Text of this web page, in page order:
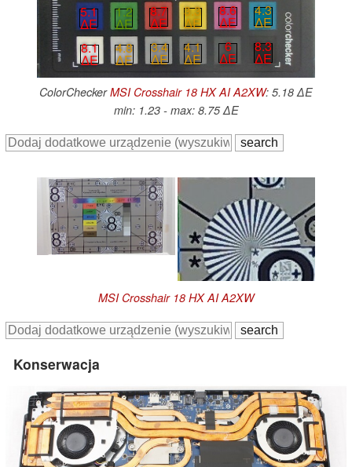
5.1
∆E
1.2
∆E
8.7
∆E
3.3
∆E
8.6
∆E
4.3
∆E
8.1
∆E
4.8
∆E
3.4
∆E
4.1
∆E
6
∆E
8.3
∆E
ColorCheckerMSI Crosshair 18 HX AI A2XW: 5.18 ∆E
min: 1.23 - max: 8.75 ∆E
MSI Crosshair 18 HX AI A2XW
Konserwacja